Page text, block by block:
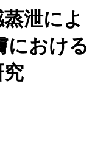
泄によ
における